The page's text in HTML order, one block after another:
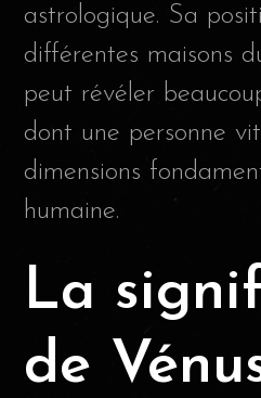
astrologique. Sa
différentes maisons
peut révéler
dont une personne
dimensions
humaine.
La
de